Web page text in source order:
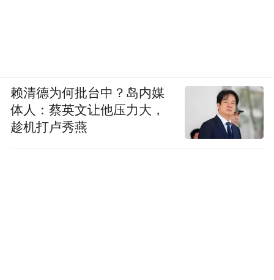
赖清德为何批台中？岛内媒
体人：蔡英文让他压力大，
趁机打卢秀燕